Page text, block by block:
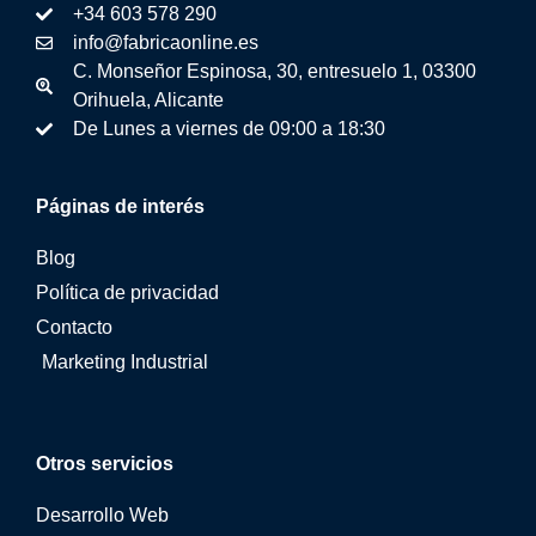
Otros servicios
Desarrollo Web
Páginas de interés
Blog
Política de privacidad
Contacto
Marketing Industrial
+34 603 578 290
info@fabricaonline.es
C. Monseñor Espinosa, 30, entresuelo 1, 03300
Orihuela, Alicante
De Lunes a viernes de 09:00 a 18:30